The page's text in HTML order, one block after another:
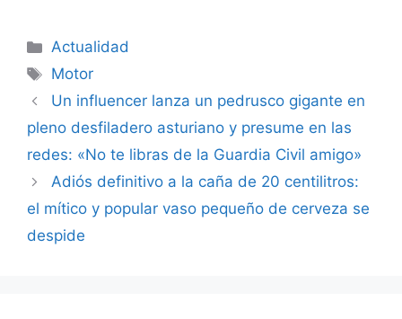
Categorías
Actualidad
Etiquetas
Motor
Un influencer lanza un pedrusco gigante en
pleno desfiladero asturiano y presume en las
redes: «No te libras de la Guardia Civil amigo»
Adiós definitivo a la caña de 20 centilitros:
el mítico y popular vaso pequeño de cerveza se
despide